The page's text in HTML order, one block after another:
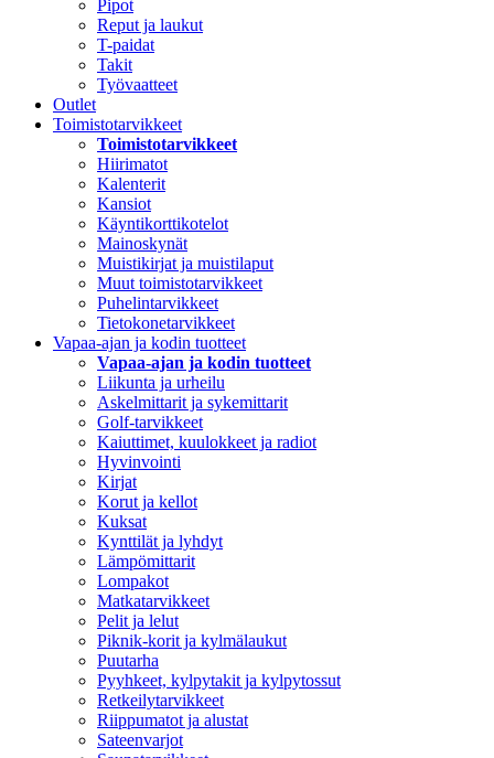
Pipot
Reput ja laukut
T-paidat
Takit
Työvaatteet
Outlet
Toimistotarvikkeet
Toimistotarvikkeet
Hiirimatot
Kalenterit
Kansiot
Käyntikorttikotelot
Mainoskynät
Muistikirjat ja muistilaput
Muut toimistotarvikkeet
Puhelintarvikkeet
Tietokonetarvikkeet
Vapaa-ajan ja kodin tuotteet
Vapaa-ajan ja kodin tuotteet
Liikunta ja urheilu
Askelmittarit ja sykemittarit
Golf-tarvikkeet
Kaiuttimet, kuulokkeet ja radiot
Hyvinvointi
Kirjat
Korut ja kellot
Kuksat
Kynttilät ja lyhdyt
Lämpömittarit
Lompakot
Matkatarvikkeet
Pelit ja lelut
Piknik-korit ja kylmälaukut
Puutarha
Pyyhkeet, kylpytakit ja kylpytossut
Retkeilytarvikkeet
Riippumatot ja alustat
Sateenvarjot